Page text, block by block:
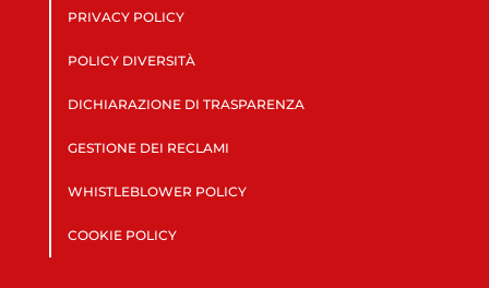
PRIVACY POLICY
POLICY DIVERSITÀ
DICHIARAZIONE DI TRASPARENZA
GESTIONE DEI RECLAMI
WHISTLEBLOWER POLICY
COOKIE POLICY